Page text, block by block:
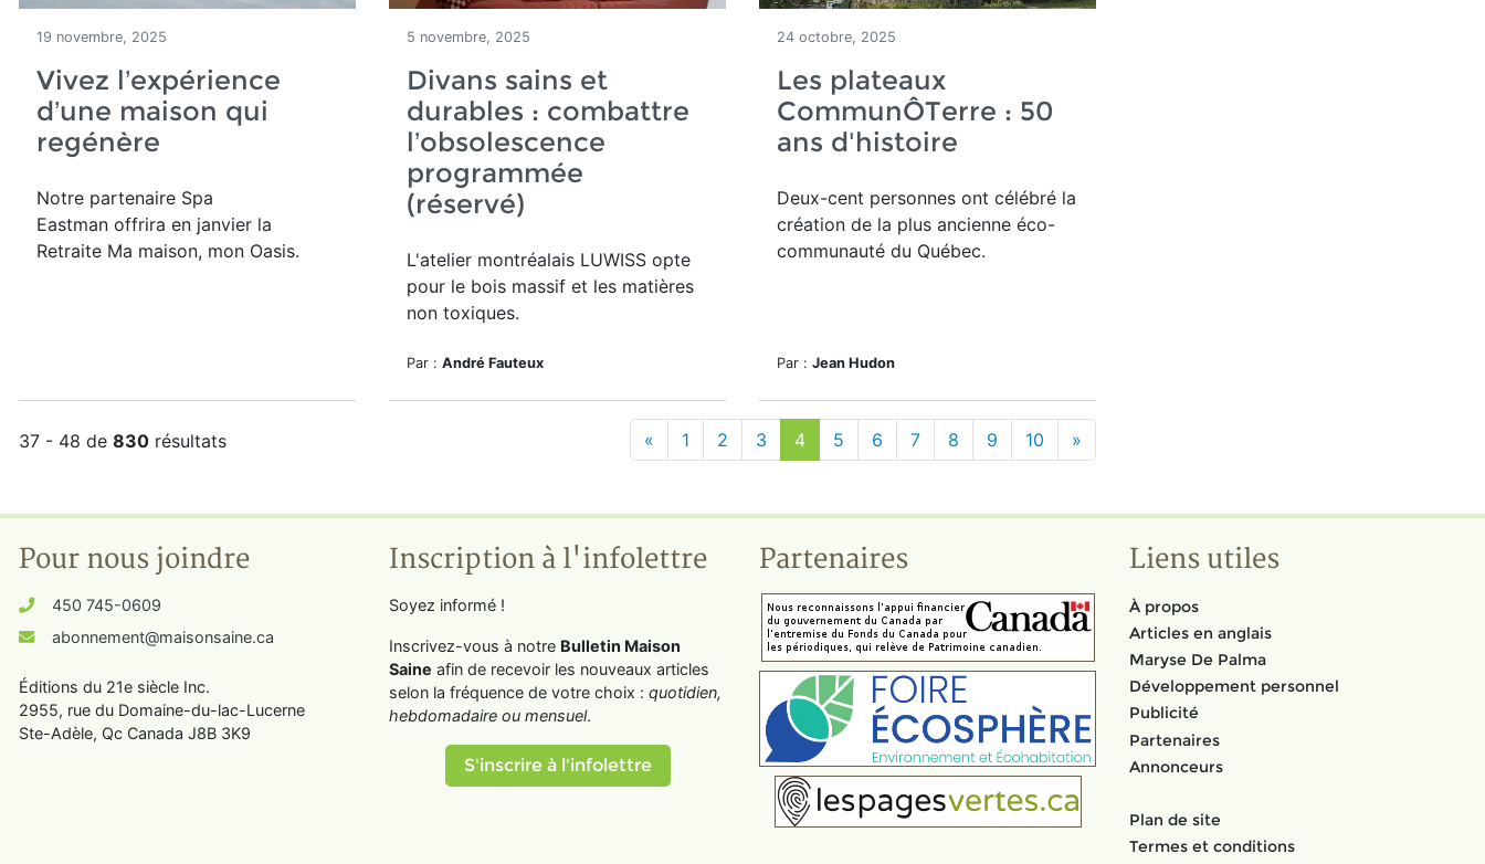
19 novembre, 2025
Vivez l’expérience
d’une maison qui
regénère
Notre partenaire Spa
Eastman offrira en janvier la
Retraite Ma maison, mon Oasis.
5 novembre, 2025
Divans sains et
durables : combattre
l’obsolescence
programmée
(réservé)
L'atelier montréalais LUWISS opte
pour le bois massif et les matières
non toxiques.
Par : André Fauteux
24 octobre, 2025
Les plateaux
CommunÔTerre : 50
ans d'histoire
Deux-cent personnes ont célébré la
création de la plus ancienne éco-
communauté du Québec.
Par : Jean Hudon
37 - 48 de 830 résultats « 1 2 3 4 5 6 7 8 9 10 »
Pour nous joindre
450 745-0609
abonnement@maisonsaine.ca
Éditions du 21e siècle Inc.
2955, rue du Domaine-du-lac-Lucerne
Ste-Adèle, Qc Canada J8B 3K9
Inscription à l'infolettre
Soyez informé !
Inscrivez-vous à notre Bulletin Maison
Saine afin de recevoir les nouveaux articles
selon la fréquence de votre choix : quotidien,
hebdomadaire ou mensuel.
S'inscrire à l'infolettre
Partenaires Liens utiles
À propos
Articles en anglais
Maryse De Palma
Développement personnel
Publicité
Partenaires
Annonceurs
Plan de site
Termes et conditions